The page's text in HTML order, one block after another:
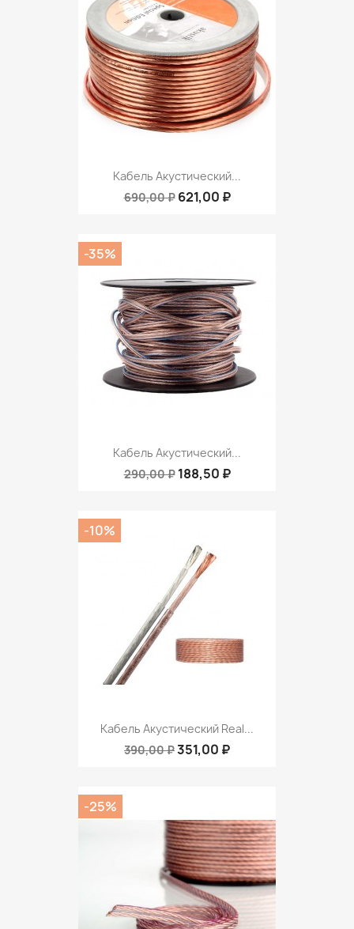
Кабель Акустический...
690,00 ₽ 621,00 ₽
Кабель Акустический...
290,00 ₽ 188,50 ₽
-35%
Кабель Акустический Real...
390,00 ₽351,00 ₽
-10%
-25%